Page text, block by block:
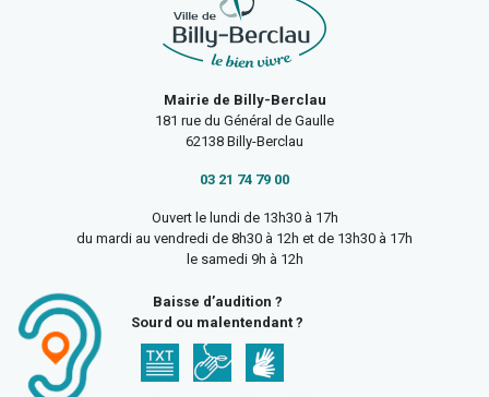
Mairie de Billy-Berclau
181 rue du Général de Gaulle
62138 Billy-Berclau
03 21 74 79 00
Ouvert le lundi de 13h30 à 17h
du mardi au vendredi de 8h30 à 12h et de 13h30 à 17h
le samedi 9h à 12h
Baisse d’audition ?
Sourd ou malentendant ?